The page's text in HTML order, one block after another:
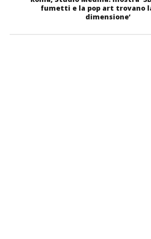
fumetti e la pop art trovano
dimensione’